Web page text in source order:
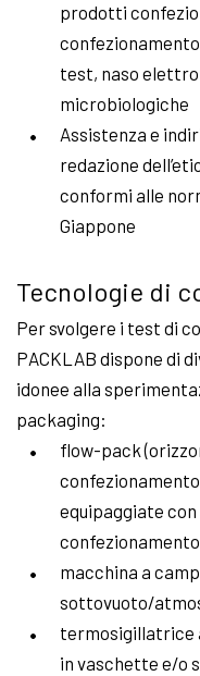
prodotti
test, naso
microbiologiche
Assistenza e
redazione
conformi alle
Giappone
Tecnologie di
Per svolgere i test di
PACKLAB dispone di
idonee alla
packaging:
flow-pack
equipaggiate
macchina a
sottovuoto/
termosigillatrice
in vaschette e/o